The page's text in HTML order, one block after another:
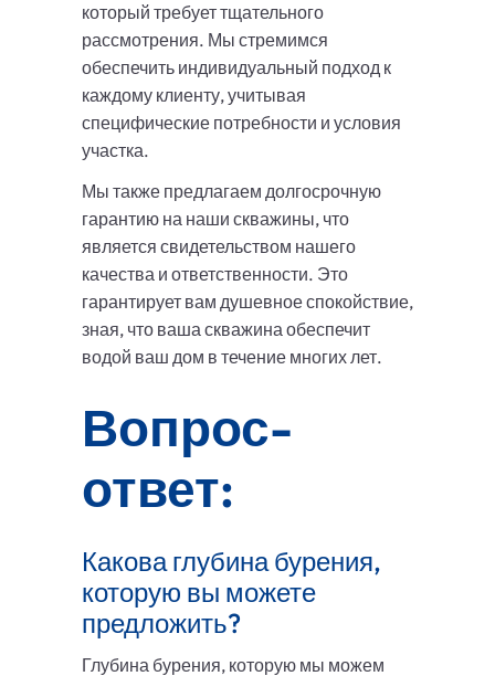
который требует тщательного
рассмотрения. Мы стремимся
обеспечить индивидуальный подход к
каждому клиенту, учитывая
специфические потребности и условия
участка.
Мы также предлагаем долгосрочную
гарантию на наши скважины, что
является свидетельством нашего
качества и ответственности. Это
гарантирует вам душевное спокойствие,
зная, что ваша скважина обеспечит
водой ваш дом в течение многих лет.
Вопрос-
ответ:
Какова глубина бурения,
которую вы можете
предложить?
Глубина бурения, которую мы можем